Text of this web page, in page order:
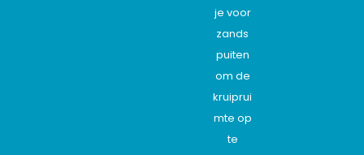
je voor
zands
puiten
om de
kruiprui
mte op
te